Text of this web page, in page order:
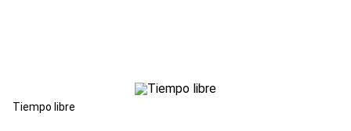
Tiempo libre